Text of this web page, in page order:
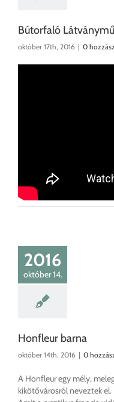
Bútorfaló
október 17th, 2016 | 0
2016
október 14.
Honfleur barna
október 14th, 2016 | 0
A Honfleur egy mély,
kikötővárosról neveztek el.